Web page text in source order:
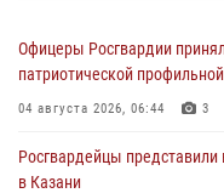
Офицеры Росгвардии
патриотической
04 августа 2026, 06:44 3
Росгвардейцы
в Казани